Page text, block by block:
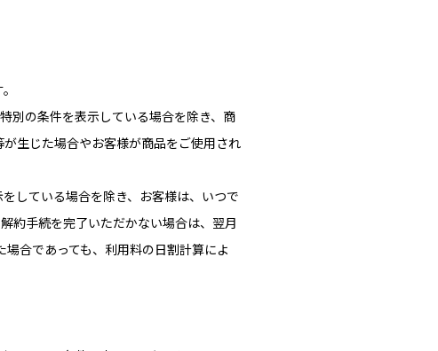
別の条件を表示している場合を除き、商
生じた場合やお客様が商品をご使用され
している場合を除き、お客様は、いつで
約手続を完了いただかない場合は、翌月
合であっても、利用料の日割計算によ